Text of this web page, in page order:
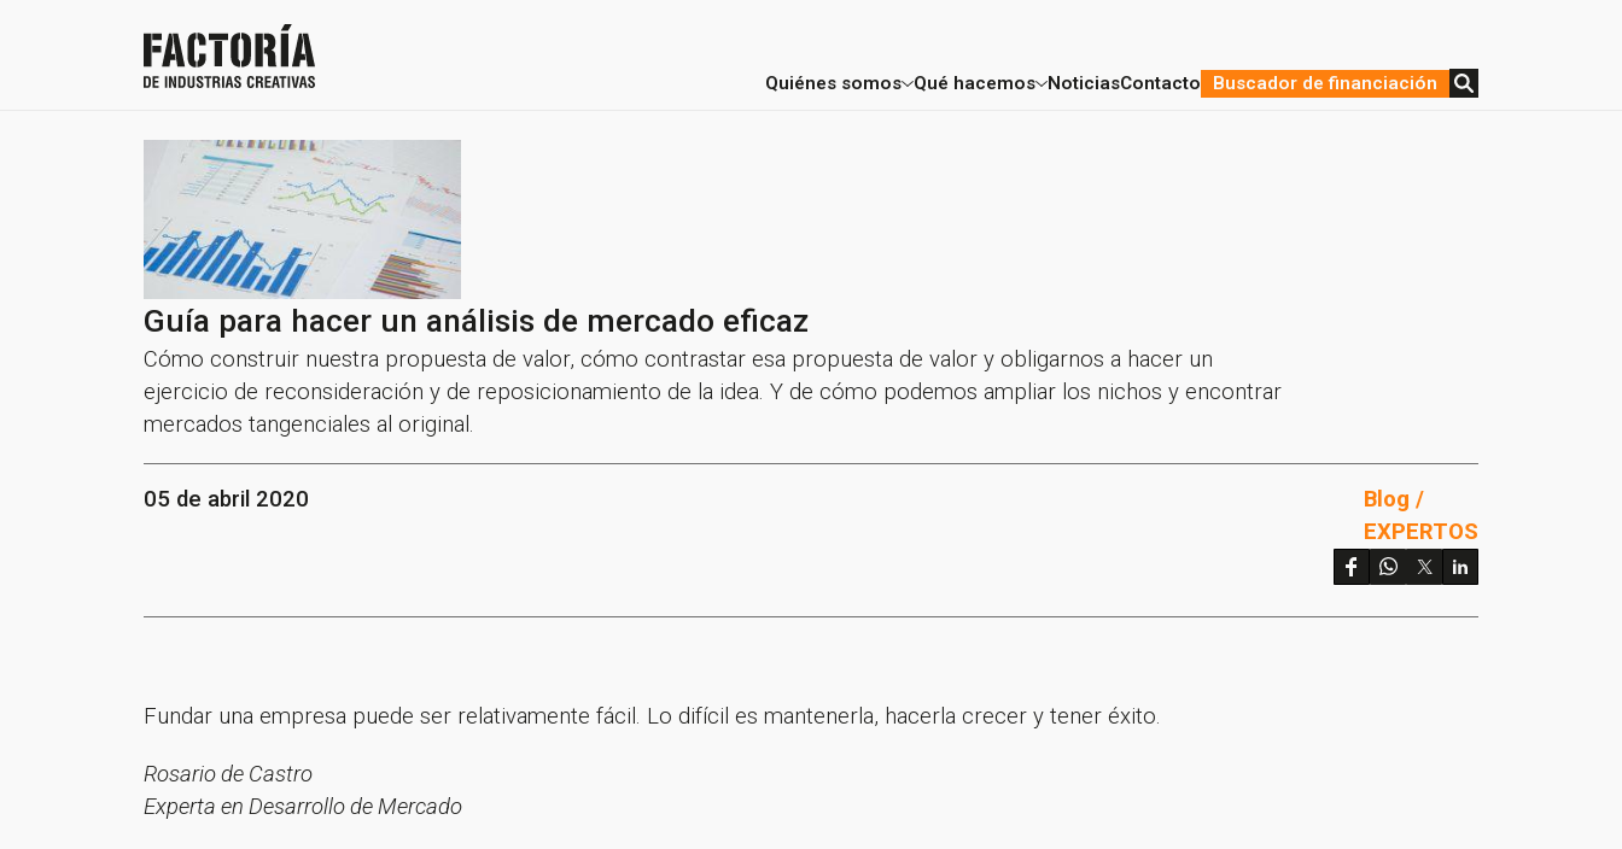
Quiénes somos
Entidades colaboradoras
Qué hacemos NoticiasContacto Buscador de financiación
Guía para hacer un análisis de mercado eficaz
Cómo construir nuestra propuesta de valor, cómo contrastar esa propuesta de valor y obligarnos a hacer un
ejercicio de reconsideración y de reposicionamiento de la idea. Y de cómo podemos ampliar los nichos y encontrar
mercados tangenciales al original.
05 de abril 2020
Blog /
EXPERTOS
Fundar una empresa puede ser relativamente fácil. Lo difícil es mantenerla, hacerla crecer y tener éxito.
Rosario de Castro
Experta en Desarrollo de Mercado